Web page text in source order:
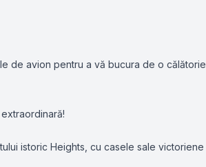
de avion pentru a vă bucura de o călătorie
istoric Heights, cu casele sale victoriene